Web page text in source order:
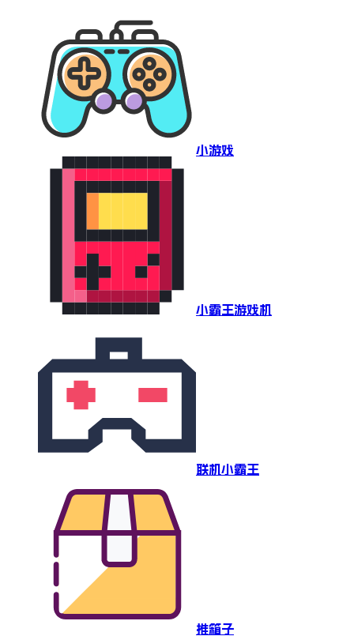
小游戏
小霸王游戏机
联机小霸王
推箱子